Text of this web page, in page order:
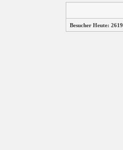
Besucher Heute: 2619